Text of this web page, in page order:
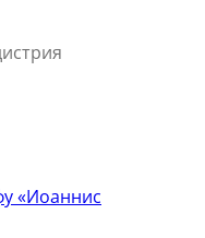
«Иоаннис